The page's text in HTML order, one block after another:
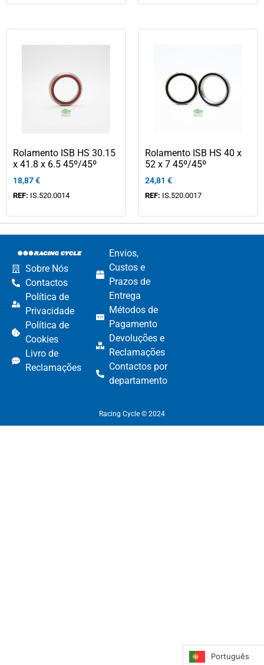
Rolamento ISB HS 30.15
x 41.8 x 6.5 45º/45º
18,87€
REF: IS.520.0014
Rolamento ISB HS 40 x
52 x 7 45º/45º
24,81 €
REF: IS.520.0017
Sobre Nós
Contactos
Política de
Privacidade
Política de
Cookies
Livro de
Reclamações
Envios,
Custos e
Prazos de
Entrega
Métodos de
Pagamento​
Devoluções e
Reclamações​
Contactos por
departamento​
Racing Cycle © 2024
Português